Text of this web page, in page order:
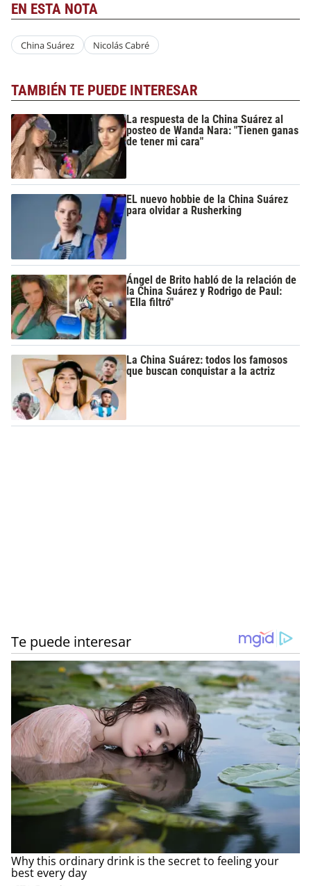
EN ESTA NOTA
China Suárez Nicolás Cabré
TAMBIÉN TE PUEDE INTERESAR
La respuesta de la China Suárez al
posteo de Wanda Nara: "Tienen ganas
de tener mi cara"
EL nuevo hobbie de la China Suárez
para olvidar a Rusherking
Ángel de Brito habló de la relación de
la China Suárez y Rodrigo de Paul:
"Ella filtró"
La China Suárez: todos los famosos
que buscan conquistar a la actriz